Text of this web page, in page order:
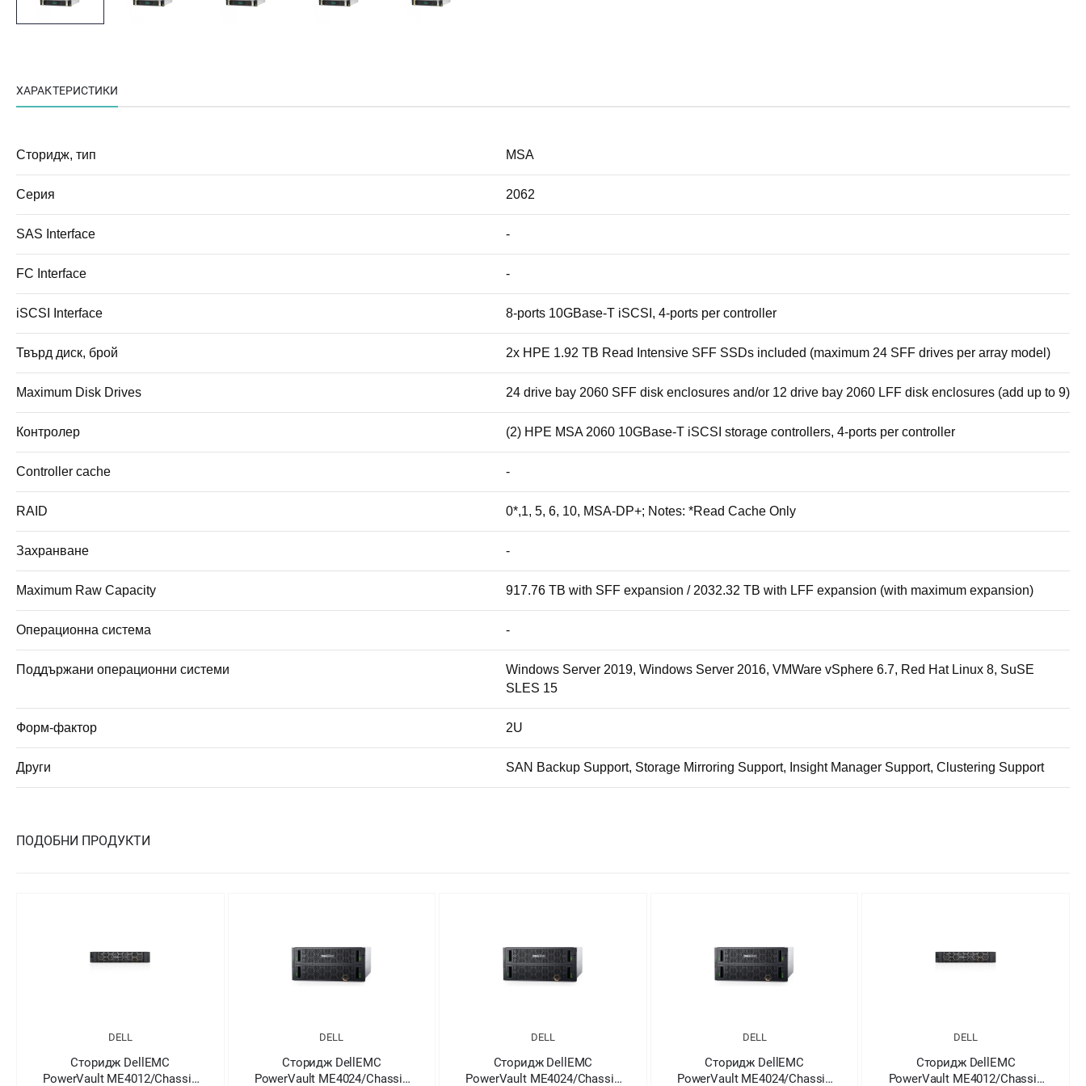
ХАРАКТЕРИСТИКИ
Сторидж, тип MSA
Серия 2062
SAS Interface -
FC Interface -
iSCSI Interface 8-ports 10GBase-T iSCSI, 4-ports per controller
Твърд диск, брой 2x HPE 1.92 TB Read Intensive SFF SSDs included (maximum 24 SFF drives per array model)
Maximum Disk Drives 24 drive bay 2060 SFF disk enclosures and/or 12 drive bay 2060 LFF disk enclosures (add up to 9)
Контролер (2) HPE MSA 2060 10GBase-T iSCSI storage controllers, 4-ports per controller
Controller cache -
RAID 0*,1, 5, 6, 10, MSA-DP+; Notes: *Read Cache Only
Захранване -
Maximum Raw Capacity 917.76 TB with SFF expansion / 2032.32 TB with LFF expansion (with maximum expansion)
Операционна система -
Поддържани операционни системи
Windows Server 2019, Windows Server 2016, VMWare vSphere 6.7, Red Hat Linux 8, SuSE
SLES 15
Форм-фактор 2U
Други SAN Backup Support, Storage Mirroring Support, Insight Manager Support, Clustering Support
ПОДОБНИ ПРОДУКТИ
DELL
Сторидж DellEMC
PowerVault ME4024/Chassis
DELL
Сторидж DellEMC
PowerVault ME4024/Chassis
DELL
Сторидж DellEMC
PowerVault ME4024/Chassis
DELL
Сторидж DellEMC
PowerVault ME4012/Chassis
DELL
Сторидж DellEMC
PowerVault